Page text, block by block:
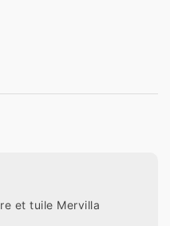
et tuile Mervilla